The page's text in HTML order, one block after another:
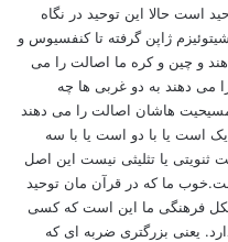
است حالا این توحید در نگاه
ژاپن گرفته تا کنفسیوس و
هند و چین و کره ما اصالت را می
می دهند به دو غربی ها چه
هاشان اصالت را می دهند
است یا با دو است یا با سه
یا تثلیثی نیست این اصل
ما که در قرآن مان توحید
فرهنگی ما این است که کسی
یعنی بزرگتری ضربه ای که